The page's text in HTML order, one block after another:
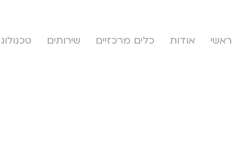
ראשי אודות כלים מרכזיים שירותים